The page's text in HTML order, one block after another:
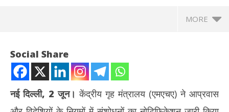
MORE
Social Share
नई दिल्ली, 2 जून। केंद्रीय गृह मंत्रालय (एमएचए) ने आप्रवास